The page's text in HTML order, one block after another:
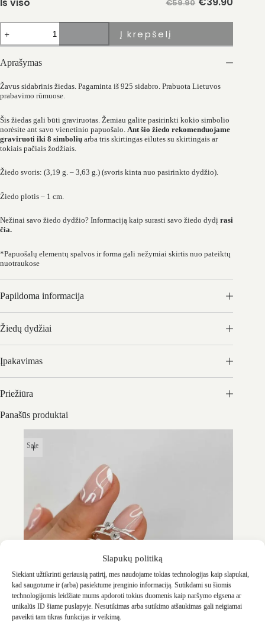
Slapukų politiką
Siekiant užtikrinti geriausią patirtį, mes naudojame tokias technologijas kaip slapukai,
kad saugotume ir (arba) pasiektume įrenginio informaciją. Sutikdami su šiomis
technologijomis leidžiate mums apdoroti tokius duomenis kaip naršymo elgsena ar
unikalūs ID šiame puslapyje. Nesutikimas arba sutikimo atšaukimas gali neigiamai
paveikti tam tikras funkcijas ir veikimą.
€59.90
produkto
kiekis:
Graviruojamas
sidabrinis
'caroline'
Į krepšelį
Aprašymas
Žavus sidabrinis žiedas. Pagaminta iš 925 sidabro. Prabuota Lietuvos
prabavimo rūmuose.
Šis žiedas gali būti graviruotas. Žemiau galite pasirinkti kokio simbolio
norėsite ant savo vienetinio papuošalo. Ant šio žiedo rekomenduojame
graviruoti iki 8 simbolių arba tris skirtingas eilutes su skirtingais ar
tokiais pačiais žodžiais.
Žiedo svoris: (3,19 g. – 3,63 g.) (svoris kinta nuo pasirinkto dydžio).
Žiedo plotis – 1 cm.
Nežinai savo žiedo dydžio? Informaciją kaip surasti savo žiedo dydį rasi
čia.
*Papuošalų elementų spalvos ir forma gali nežymiai skirtis nuo pateiktų
nuotraukose
Papildoma informacija
Žiedų dydžiai
Įpakavimas
Priežiūra
Panašūs produktai
Sale